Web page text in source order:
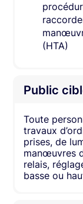
(HTA)
Public
Toute
travaux
prises, de
manœuvres
relais,
basse ou